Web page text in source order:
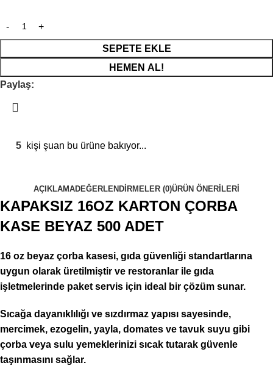
SEPETE EKLE
HEMEN AL!
Paylaş:
5 kişi şuan bu ürüne bakıyor...
AÇIKLAMADEĞERLENDIRMELER (0)ÜRÜN ÖNERILERI
KAPAKSIZ 16OZ KARTON ÇORBA
KASE BEYAZ 500 ADET
16 oz beyaz çorba kasesi, gıda güvenliği standartlarına
uygun olarak üretilmiştir ve restoranlar ile gıda
işletmelerinde paket servis için ideal bir çözüm sunar.
Sıcağa dayanıklılığı ve sızdırmaz yapısı sayesinde,
mercimek, ezogelin, yayla, domates ve tavuk suyu gibi
çorba veya sulu yemeklerinizi sıcak tutarak güvenle
taşınmasını sağlar.